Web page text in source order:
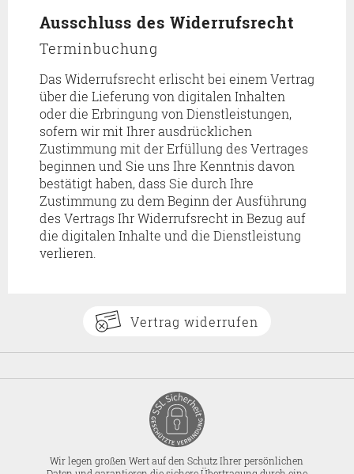
Ausschluss des Widerrufsrecht
Terminbuchung
Das Widerrufsrecht erlischt bei einem Vertrag
über die Lieferung von digitalen Inhalten
oder die Erbringung von Dienstleistungen,
sofern wir mit Ihrer ausdrücklichen
Zustimmung mit der Erfüllung des Vertrages
beginnen und Sie uns Ihre Kenntnis davon
bestätigt haben, dass Sie durch Ihre
Zustimmung zu dem Beginn der Ausführung
des Vertrags Ihr Widerrufsrecht in Bezug auf
die digitalen Inhalte und die Dienstleistung
verlieren.
Vertrag widerrufen
Wir legen großen Wert auf den Schutz Ihrer persönlichen